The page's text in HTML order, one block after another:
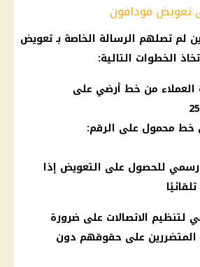
تعويض فودافون
لم تصلهم الرسالة الخاصة بـ تعويض
الخطوات التالية:
العملاء من خط أرضي على
خط محمول على الرقم:
للحصول على التعويض إذا
لتنظيم الاتصالات على ضرورة
المتضررين على حقوقهم دون